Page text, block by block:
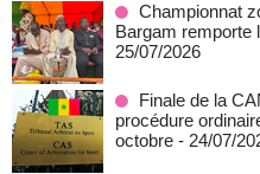
Championnat
Bargam remporte
25/07/2026
Finale de la
procédure
octobre - 24/07/